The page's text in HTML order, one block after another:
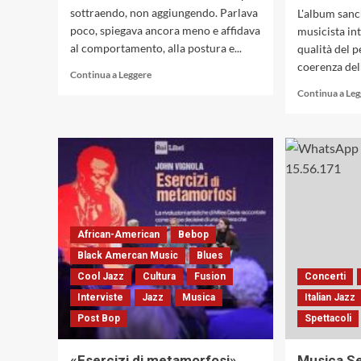
sottraendo, non aggiungendo. Parlava
poco, spiegava ancora meno e affidava
al comportamento, alla postura e...
Continua a LeggereLeggi
Davis,
il
rapporto
con
musicisti,
il
pubblico,
Keith
Jarrett
e
il
Concerto
L'album
musicista
qualità del
coerenza
Continua a
African-American
Bebop
Black Amercan Music
Blues
Cool Jazz
Cultura
Fusion
Interviste
Jazz
Musica
Post Bop
Concerti
Italian Jazz
Spettacoli